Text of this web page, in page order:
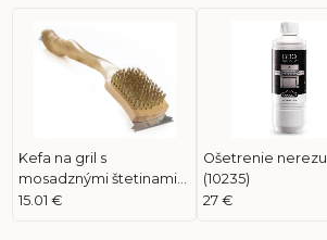
Kefa na gril s
mosadznými štetinami
18" (62028)
15.01 €
Ošetrenie nerezu
(10235)
27 €